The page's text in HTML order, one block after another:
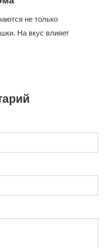
не только
На вкус влияет